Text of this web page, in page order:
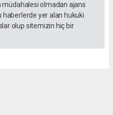
olmadan ajans
haberlerde yer alan hukuki
olup sitemizin hiç bir